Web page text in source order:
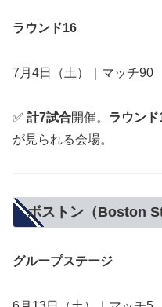
ラウンド16
7月4日（土）｜マッチ
✅ 計7試合開催。 ラウンド
が見られる会場。
ボストン（Boston
グループステージ